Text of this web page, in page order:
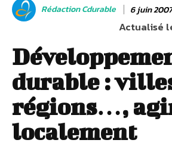
Rédaction Cdurable 6 juin 2007
Actualisé
durable :
régions…,
localement